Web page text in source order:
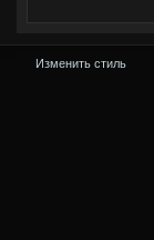
Изменить стиль